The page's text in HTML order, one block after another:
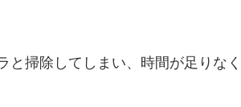
と掃除してしまい、時間が足りな